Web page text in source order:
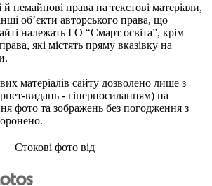
немайнові права на текстові матеріали,
об’єкти авторського права, що
належать ГО “Смарт освіта”, крім
які містять пряму вказівку на
матеріалів сайту дозволено лише з
видань - гіперпосиланням) на
фото та зображень без погодження з
Стокові фото від